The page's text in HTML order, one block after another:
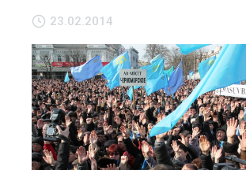
23.02.2014